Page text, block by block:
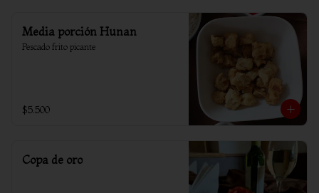
Media porción Hunan
Pescado frito picante
$5.500
Copa de oro